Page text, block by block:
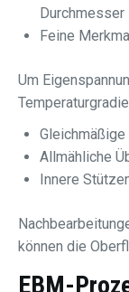
Durchmesser
Feine
Um
Allmähliche
Innere
können die
EBM-